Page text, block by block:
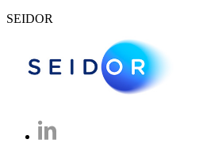
SEIDOR